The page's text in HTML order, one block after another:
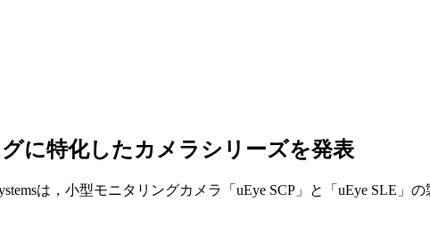
に特化したカメラシリーズを発表
は，小型モニタリングカメラ「uEye SCP」と「uEye SLE